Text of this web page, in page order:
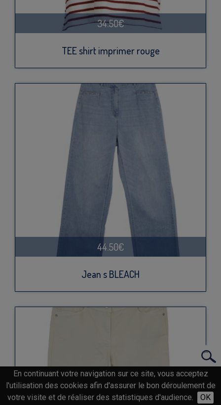
34.50€
TEE shirt imprimer rouge
44.50€
Jean s BLEACH
En continuant votre navigation sur ce site, vous acceptez
l'utilisation des cookies afin d'assurer le bon déroulement de
votre visite et de réaliser des statistiques d'audience.
OK